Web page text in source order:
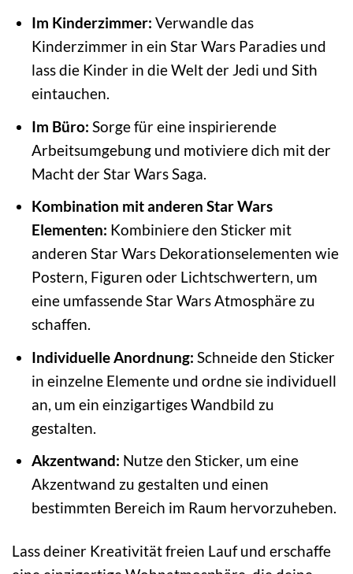
Im Kinderzimmer: Verwandle das
Kinderzimmer in ein Star Wars Paradies und
lass die Kinder in die Welt der Jedi und Sith
eintauchen.
Im Büro: Sorge für eine inspirierende
Arbeitsumgebung und motiviere dich mit der
Macht der Star Wars Saga.
Kombination mit anderen Star Wars
Elementen: Kombiniere den Sticker mit
anderen Star Wars Dekorationselementen wie
Postern, Figuren oder Lichtschwertern, um
eine umfassende Star Wars Atmosphäre zu
schaffen.
Individuelle Anordnung: Schneide den Sticker
in einzelne Elemente und ordne sie individuell
an, um ein einzigartiges Wandbild zu
gestalten.
Akzentwand: Nutze den Sticker, um eine
Akzentwand zu gestalten und einen
bestimmten Bereich im Raum hervorzuheben.
Lass deiner Kreativität freien Lauf und erschaffe